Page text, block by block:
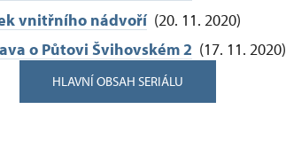
vnitřního nádvoří (20. 11. 2020)
o Půtovi Švihovském 2 (17. 11. 2020)
HLAVNÍ OBSAH SERIÁLU